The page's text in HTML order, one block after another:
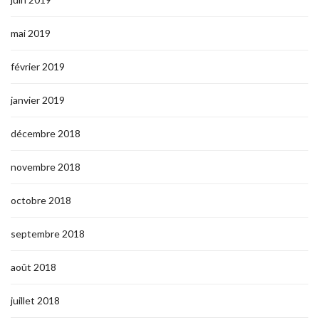
mai 2019
février 2019
janvier 2019
décembre 2018
novembre 2018
octobre 2018
septembre 2018
août 2018
juillet 2018